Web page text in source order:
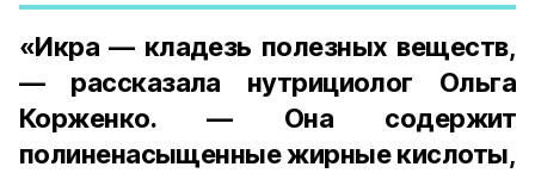
«Икра — кладезь полезных веществ,
— рассказала нутрициолог Ольга
Корженко. — Она содержит
полиненасыщенные жирные кислоты,